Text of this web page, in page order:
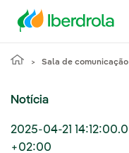
Sala de comunicação
Notícia
2025-04-21 14:12:00.0
+02:00